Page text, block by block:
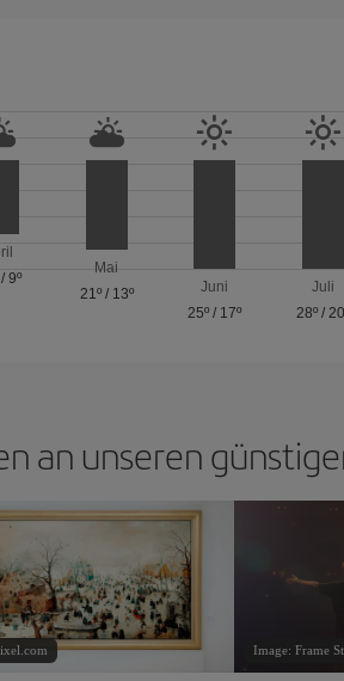
9º
Mai
21º/ 13º
Juni
25º / 17º
Juli
28º/
an unseren
Image: Frame